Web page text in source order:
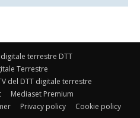
terrestre DTT
Terrestre
del DTT digitale terrestre
Mediaset Premium
Privacy policy Cookie policy